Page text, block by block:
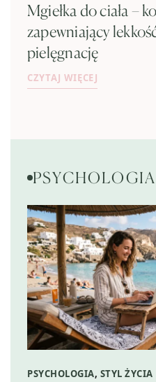
Mgiełka do ciała –
zapewniający
pielęgnację
CZYTAJ WIĘCEJ
PSYCHOLOGIA
PSYCHOLOGIA, STYL ŻYCIA